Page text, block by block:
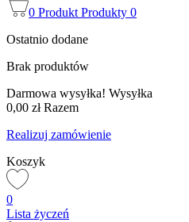
0 Produkt Produkty 0
Ostatnio dodane
Brak produktów
Darmowa wysyłka! Wysyłka
0,00 zł Razem
Realizuj zamówienie
Koszyk
0
Lista życzeń